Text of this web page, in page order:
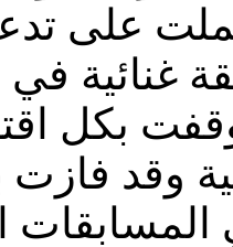
غنائية
بكل
فازت